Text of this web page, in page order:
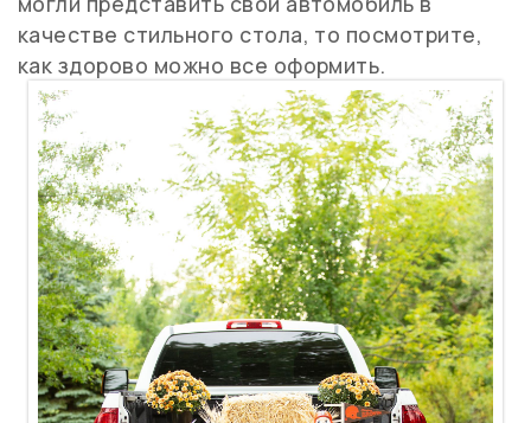
качестве стильного стола, то посмотрите,
как здорово можно все оформить.